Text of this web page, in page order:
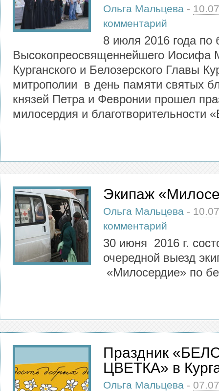
Ольга Мальцева -
комментарий
8 июля 2016 года по
Высокопреосвященнейшего Иосифа
Курганского и Белозерского Главы
митрополии в день памяти святых
князей Петра и Февронии прошел
милосердия и благотворительности
Экипаж
Ольга Мальцева -
комментарий
30 июня 2016 г.
очередной выезд
«Милосердие» по
Праздник
ЦВЕТКА» в
Ольга Мальцева -